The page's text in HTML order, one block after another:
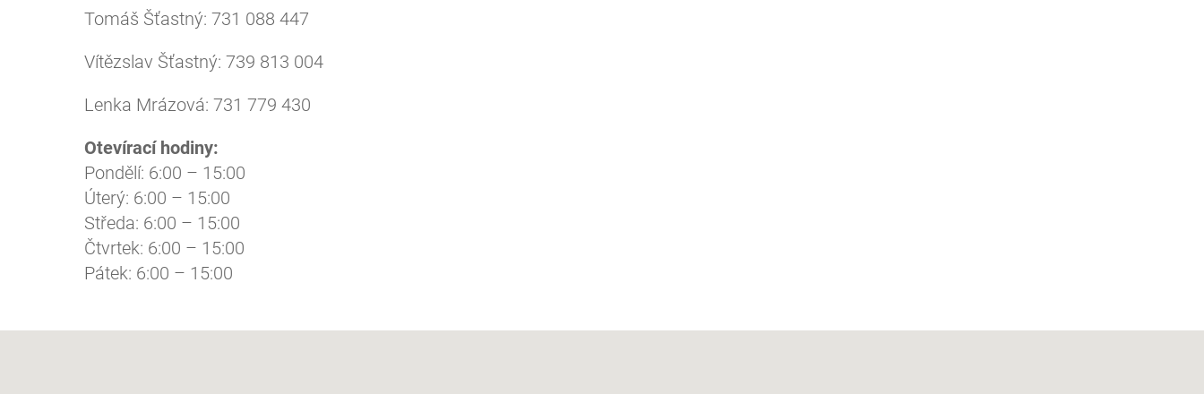
Tomáš Šťastný: 731 088 447
Vítězslav Šťastný: 739 813 004
Lenka Mrázová: 731 779 430
Otevírací hodiny:
Pondělí: 6:00 – 15:00
Úterý: 6:00 – 15:00
Středa: 6:00 – 15:00
Čtvrtek: 6:00 – 15:00
Pátek: 6:00 – 15:00